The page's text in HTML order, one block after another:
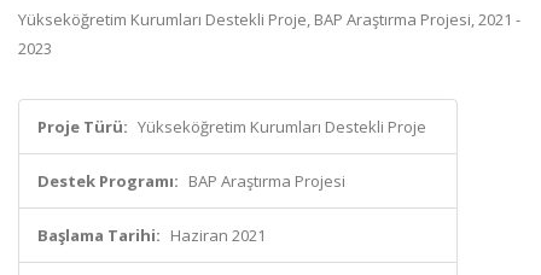
Yükseköğretim Kurumları Destekli Proje, BAP Araştırma Projesi, 2021 -
2023
Proje Türü: Yükseköğretim Kurumları Destekli Proje
Destek Programı: BAP Araştırma Projesi
Başlama Tarihi: Haziran 2021